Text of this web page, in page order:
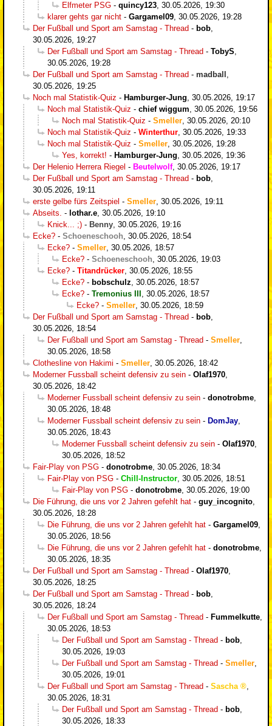
Elfmeter PSG - quincy123 30.05.2026, 19:30
klarer gehts gar nicht - Gargamel09 30.05.2026, 19:28
Der Fußball und Sport am Samstag - Thread - bob
30.05.2026, 19:27
Der Fußball und Sport am Samstag - Thread - TobyS
30.05.2026, 19:28
Der Fußball und Sport am Samstag - Thread - madball
30.05.2026, 19:25
Noch mal Statistik-Quiz - Hamburger-Jung 30.05.2026, 19:17
Noch mal Statistik-Quiz - chief wiggum 30.05.2026, 19:56
Noch mal Statistik-Quiz - Smeller 30.05.2026, 20:10
Noch mal Statistik-Quiz - Winterthur 30.05.2026, 19:33
Noch mal Statistik-Quiz - Smeller 30.05.2026, 19:28
Yes, korrekt! - Hamburger-Jung 30.05.2026, 19:36
Der Helenio Herrera Riegel - Beutelwolf, 30.05.2026, 19:17
Der Fußball und Sport am Samstag - Thread - bob
30.05.2026, 19:11
erste gelbe fürs Zeitspiel - Smeller 30.05.2026, 19:11
Abseits. - lothar.e 30.05.2026, 19:10
Knick... ;) - Benny 30.05.2026, 19:16
Ecke? - Schoeneschooh 30.05.2026, 18:54
Ecke? - Smeller 30.05.2026, 18:57
Ecke? - Schoeneschooh 30.05.2026, 19:03
Ecke? - Titandrücker 30.05.2026, 18:55
Ecke? - bobschulz 30.05.2026, 18:57
Ecke? - Tremonius III
30.05.2026, 18:57
Ecke? - Smeller 30.05.2026, 18:59
Der Fußball und Sport am Samstag - Thread - bob
30.05.2026, 18:54
Der Fußball und Sport am Samstag - Thread - Smeller
30.05.2026, 18:58
Clothesline von Hakimi - Smeller 30.05.2026, 18:42
Moderner Fussball scheint defensiv zu sein - Olaf1970
30.05.2026, 18:42
Moderner Fussball scheint defensiv zu sein - donotrobme
30.05.2026, 18:48
Moderner Fussball scheint defensiv zu sein - DomJay
30.05.2026, 18:43
Moderner Fussball scheint defensiv zu sein - Olaf1970
30.05.2026, 18:52
Fair-Play von PSG - donotrobme 30.05.2026, 18:34
Fair-Play von PSG - Chill-Instructor 30.05.2026, 18:51
Fair-Play von PSG - donotrobme 30.05.2026, 19:00
Die Führung, die uns vor 2 Jahren gefehlt hat - guy_incognito
30.05.2026, 18:28
Die Führung, die uns vor 2 Jahren gefehlt hat - Gargamel09
30.05.2026, 18:56
Die Führung, die uns vor 2 Jahren gefehlt hat - donotrobme
30.05.2026, 18:35
Der Fußball und Sport am Samstag - Thread - Olaf1970
30.05.2026, 18:25
Der Fußball und Sport am Samstag - Thread - bob
30.05.2026, 18:24
Der Fußball und Sport am Samstag - Thread - Fummelkutte
30.05.2026, 18:53
Der Fußball und Sport am Samstag - Thread - bob
30.05.2026, 19:03
Der Fußball und Sport am Samstag - Thread - Smeller
30.05.2026, 19:01
Der Fußball und Sport am Samstag - Thread - Sascha
30.05.2026, 18:31
Der Fußball und Sport am Samstag - Thread - bob
30.05.2026, 18:33